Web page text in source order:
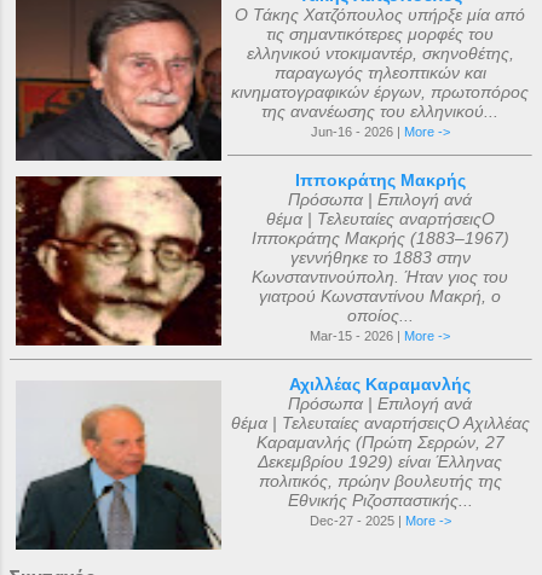
Ο Τάκης Χατζόπουλος υπήρξε μία από
τις σημαντικότερες μορφές του
ελληνικού ντοκιμαντέρ, σκηνοθέτης,
παραγωγός τηλεοπτικών και
κινηματογραφικών έργων, πρωτοπόρος
της ανανέωσης του ελληνικού...
Jun-16 - 2026 | More ->
Ιπποκράτης Μακρής
Πρόσωπα | Επιλογή ανά
θέμα | Τελευταίες αναρτήσειςΟ
Ιπποκράτης Μακρής (1883–1967)
γεννήθηκε το 1883 στην
Κωνσταντινούπολη. Ήταν γιος του
γιατρού Κωνσταντίνου Μακρή, ο
οποίος...
Mar-15 - 2026 | More ->
Αχιλλέας Καραμανλής
Πρόσωπα | Επιλογή ανά
θέμα | Τελευταίες αναρτήσειςΟ Αχιλλέας
Καραμανλής (Πρώτη Σερρών, 27
Δεκεμβρίου 1929) είναι Έλληνας
πολιτικός, πρώην βουλευτής της
Εθνικής Ριζοσπαστικής...
Dec-27 - 2025 | More ->